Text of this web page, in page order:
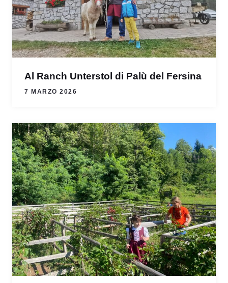
Al Ranch Unterstol di Palù del Fersina
7 MARZO 2026